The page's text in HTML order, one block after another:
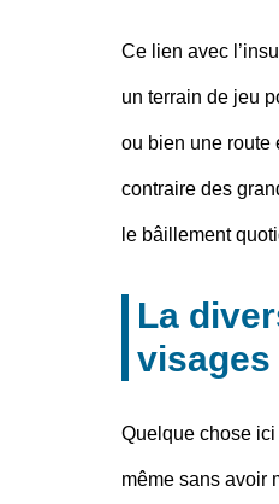
Ce lien avec
un terrain de jeu
ou bien une route
contraire des
le bâillement
La
Quelque chose
même sans avoir